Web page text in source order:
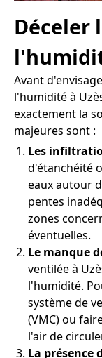
Déceler
Avant
l'humidité à
exactement la
majeures sont :
Les
d'étanchéité
eaux autour
pentes
zones
éventuelles.
Le manque
ventilée à
l'humidité.
système de
(VMC) ou
l'air de
La présence